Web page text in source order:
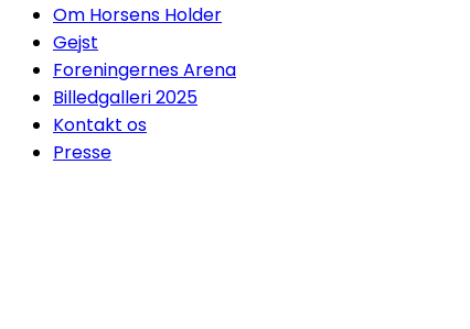
Om Horsens Holder
Gejst
Foreningernes Arena
Billedgalleri 2025
Kontakt os
Presse